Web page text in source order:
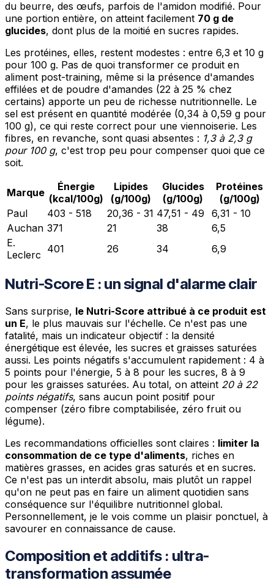
du beurre, des œufs, parfois de l'amidon modifié. Pour
une portion entière, on atteint facilement 70 g de
glucides, dont plus de la moitié en sucres rapides.
Les protéines, elles, restent modestes : entre 6,3 et 10 g
pour 100 g. Pas de quoi transformer ce produit en
aliment post-training, même si la présence d'amandes
effilées et de poudre d'amandes (22 à 25 % chez
certains) apporte un peu de richesse nutritionnelle. Le
sel est présent en quantité modérée (0,34 à 0,59 g pour
100 g), ce qui reste correct pour une viennoiserie. Les
fibres, en revanche, sont quasi absentes : 1,3 à 2,3 g
pour 100 g, c'est trop peu pour compenser quoi que ce
soit.
Marque
Énergie
(kcal/100g)
Lipides
(g/100g)
Glucides
(g/100g)
Protéines
(g/100g)
Paul
403 - 518 20,36 - 31 47,51 - 49
6,31 - 10
Auchan 371 21 38
6,5
E.
Leclerc 401 26 34 6,9
Nutri-Score E : un signal d'alarme clair
Sans surprise, le Nutri-Score attribué à ce produit est
un E, le plus mauvais sur l'échelle. Ce n'est pas une
fatalité, mais un indicateur objectif : la densité
énergétique est élevée, les sucres et graisses saturées
aussi. Les points négatifs s'accumulent rapidement : 4 à
5 points pour l'énergie, 5 à 8 pour les sucres, 8 à 9
pour les graisses saturées. Au total, on atteint 20 à 22
points négatifs, sans aucun point positif pour
compenser (zéro fibre comptabilisée, zéro fruit ou
légume).
Les recommandations officielles sont claires : limiter la
consommation de ce type d'aliments, riches en
matières grasses, en acides gras saturés et en sucres.
Ce n'est pas un interdit absolu, mais plutôt un rappel
qu'on ne peut pas en faire un aliment quotidien sans
conséquence sur l'équilibre nutritionnel global.
Personnellement, je le vois comme un plaisir ponctuel, à
savourer en connaissance de cause.
Composition et additifs : ultra-
transformation assumée